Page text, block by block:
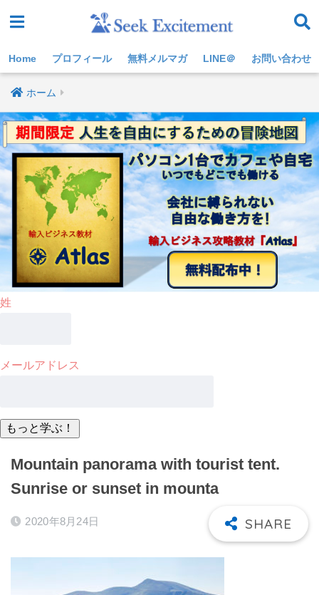
Home プロフィール 無料メルマガ LINE＠ お問い合わせ
ホーム
姓
メールアドレス
Mountain panorama with tourist tent.
Sunrise or sunset in mounta
2020年8月24日